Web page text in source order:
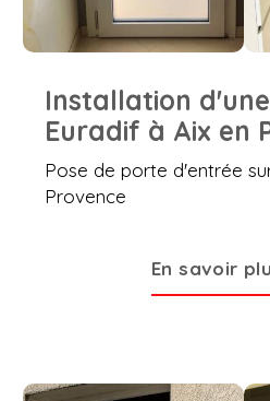
Installation
Euradif à Aix en
Pose de porte d'entrée
Provence
En savoir